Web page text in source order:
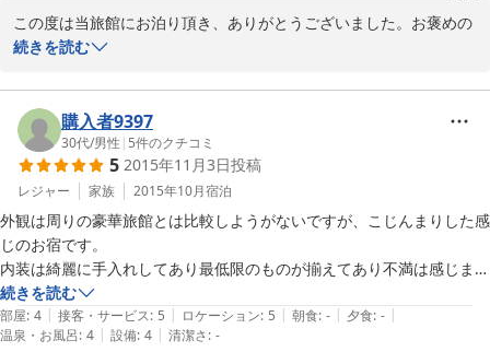
北陸新幹線の新高岡駅からのアクセスも良いと思います。
この度は当旅館にお泊り頂き、ありがとうございました。お褒めの
お言葉、大変うれしい気持ちで拝見させて頂きました。これに慢心
す。
またのご利用、心よりお待ちしております。
2015-11-30
続きを読む
購入者9397
30代/男性 | 5件のクチコミ
5 2015年11月3日投稿
レジャー 家族 2015年10月宿泊
外観は周りの豪華旅館とは比較しようがないですが、こじんまりした感
じのお宿です。
内装は綺麗に手入れしてあり最低限のものが揃えてあり不満は感じませ
ん。
添い寝の子供たちの分までタオルなどのアメニティも準備くださり助か
りました。
続きを読む
部屋: 4 | 接客・サービス: 5 | ロケーション: 5 | 朝食: - | 夕食: - |
温泉・お風呂: 4 | 設備: 4 | 清潔さ: -